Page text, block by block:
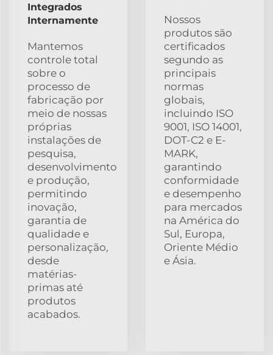
Integrados
Internamente
Mantemos
controle total
sobre o
processo de
fabricação por
meio de nossas
próprias
instalações de
pesquisa,
desenvolvimento
e produção,
permitindo
inovação,
garantia de
qualidade e
personalização,
desde
matérias-
primas até
produtos
acabados.
Nossos
produtos são
certificados
segundo as
principais
normas
globais,
incluindo ISO
9001, ISO 14001,
DOT-C2 e E-
MARK,
garantindo
conformidade
e desempenho
para mercados
na América do
Sul, Europa,
Oriente Médio
e Ásia.